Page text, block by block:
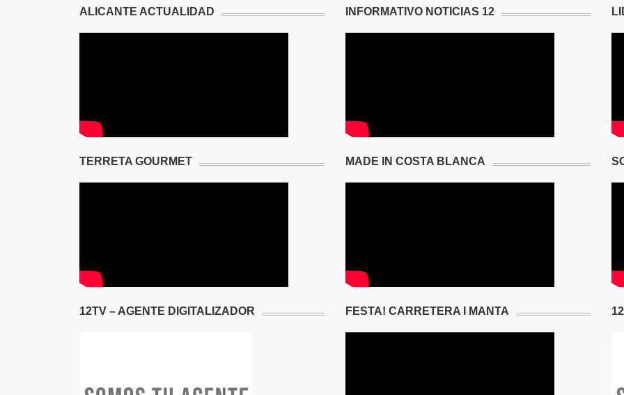
ALICANTE ACTUALIDAD
TERRETA GOURMET
12TV – AGENTE DIGITALIZADOR
INFORMATIVO NOTICIAS 12
MADE IN COSTA BLANCA
FESTA! CARRETERA I MANTA